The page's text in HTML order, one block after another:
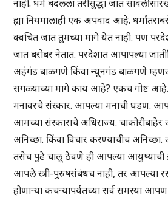
नाही. धर्म बदलला तरीसुद्धा जात
ह्या नियमालाही एक अपवाद आहे.
क्वचित जात तुमच्या मागे येत नाही. पण
जात बरोबर नेतात. परदेशात आपापल्या
अहंगंड बाळगणे किंवा न्यूनगंड बाळगणे
सगळ्याच्या मागे काय आहे? एकच गोष्ट
मनावरचे संस्कार. आपल्या मनाची घडण.
आमच्या संस्काराचे अधिराज्य. चाकोरीबाहेर
अनिच्छा. किंवा विचार करण्याचीच
तसेच पुढे चालू ठेवणे ही आपल्या आयुष्याची
आपले स्त्री-पुरुषसंबंधच नाही, तर आपल्या
होणाऱ्या कचऱ्यापर्यंतच्या सर्व समस्या